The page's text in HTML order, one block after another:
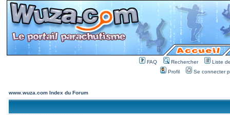
FAQ Rechercher
Liste
Profil
Se connecter
www.wuza.com Index du Forum